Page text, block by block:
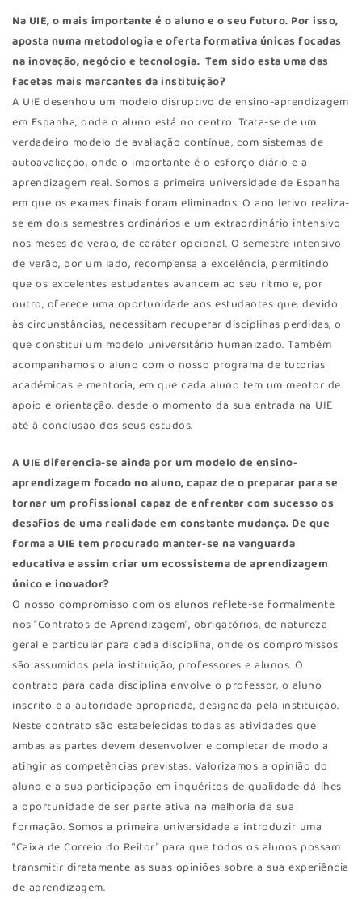
Na UIE, o mais importante é o aluno e o seu futuro. Por isso,
aposta numa metodologia e oferta formativa únicas focadas
na inovação, negócio e tecnologia. Tem sido esta uma das
facetas mais marcantes da instituição?
A UIE desenhou um modelo disruptivo de ensino-aprendizagem
em Espanha, onde o aluno está no centro. Trata-se de um
verdadeiro modelo de avaliação contínua, com sistemas de
autoavaliação, onde o importante é o esforço diário e a
aprendizagem real. Somos a primeira universidade de Espanha
em que os exames finais foram eliminados. O ano letivo realiza-
se em dois semestres ordinários e um extraordinário intensivo
nos meses de verão, de caráter opcional. O semestre intensivo
de verão, por um lado, recompensa a excelência, permitindo
que os excelentes estudantes avancem ao seu ritmo e, por
outro, oferece uma oportunidade aos estudantes que, devido
às circunstâncias, necessitam recuperar disciplinas perdidas, o
que constitui um modelo universitário humanizado. Também
acompanhamos o aluno com o nosso programa de tutorias
académicas e mentoria, em que cada aluno tem um mentor de
apoio e orientação, desde o momento da sua entrada na UIE
até à conclusão dos seus estudos.
A UIE diferencia-se ainda por um modelo de ensino-
aprendizagem focado no aluno, capaz de o preparar para se
tornar um profissional capaz de enfrentar com sucesso os
desafios de uma realidade em constante mudança. De que
forma a UIE tem procurado manter-se na vanguarda
educativa e assim criar um ecossistema de aprendizagem
único e inovador?
O nosso compromisso com os alunos reflete-se formalmente
nos “Contratos de Aprendizagem”, obrigatórios, de natureza
geral e particular para cada disciplina, onde os compromissos
são assumidos pela instituição, professores e alunos. O
contrato para cada disciplina envolve o professor, o aluno
inscrito e a autoridade apropriada, designada pela instituição.
Neste contrato são estabelecidas todas as atividades que
ambas as partes devem desenvolver e completar de modo a
atingir as competências previstas. Valorizamos a opinião do
aluno e a sua participação em inquéritos de qualidade dá-lhes
a oportunidade de ser parte ativa na melhoria da sua
formação. Somos a primeira universidade a introduzir uma
“Caixa de Correio do Reitor” para que todos os alunos possam
transmitir diretamente as suas opiniões sobre a sua experiência
de aprendizagem.